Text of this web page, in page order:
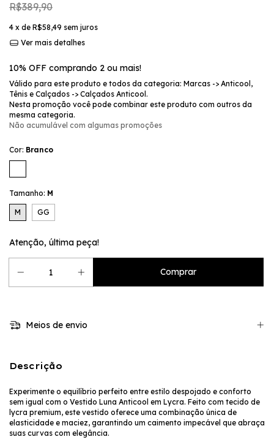
R$389,90
4 x de R$58,49 sem juros
Ver mais detalhes
10% OFF comprando 2 ou mais!
Válido para este produto e todos da categoria: Marcas -> Anticool,
Tênis e Calçados -> Calçados Anticool.
Nesta promoção você pode combinar este produto com outros da
mesma categoria.
Não acumulável com algumas promoções
Cor: Branco
Tamanho: M
M GG
Atenção, última peça!
Meios de envio
Descrição
Experimente o equilíbrio perfeito entre estilo despojado e conforto
sem igual com o Vestido Luna Anticool em Lycra. Feito com tecido de
lycra premium, este vestido oferece uma combinação única de
elasticidade e maciez, garantindo um caimento impecável que abraça
suas curvas com elegância.